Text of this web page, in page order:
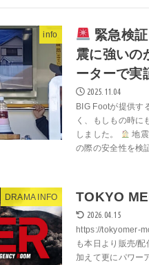
info
緊急検
震に強いの
ーターで実
2025.11.04
BIG Footが提供す
く、もしもの時に
しました。
地
の際の安全性を検
DRAMA INFO TOKYO
2026.04.15
https://tokyomer-
も本日より販売/
加えて更にパワー